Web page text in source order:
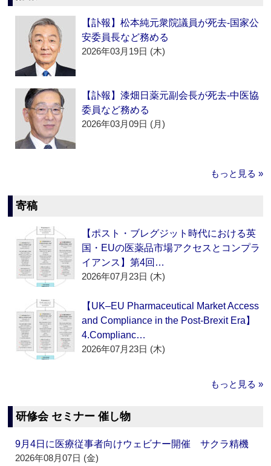
【訃報】松本純元衆院議員が死去‐国家公
安委員長など務める
2026年03月19日 (木)
【訃報】漆畑日薬元副会長が死去‐中医協
委員など務める
2026年03月09日 (月)
もっと見る »
寄稿
【ポスト・ブレグジット時代における英
国・EUの医薬品市場アクセスとコンプラ
イアンス】第4回…
2026年07月23日 (木)
【UK–EU Pharmaceutical Market Access
and Compliance in the Post-Brexit Era】
4.Complianc…
2026年07月23日 (木)
もっと見る »
研修会 セミナー 催し物
9月4日に医療従事者向けウェビナー開催 サクラ精機
2026年08月07日 (金)